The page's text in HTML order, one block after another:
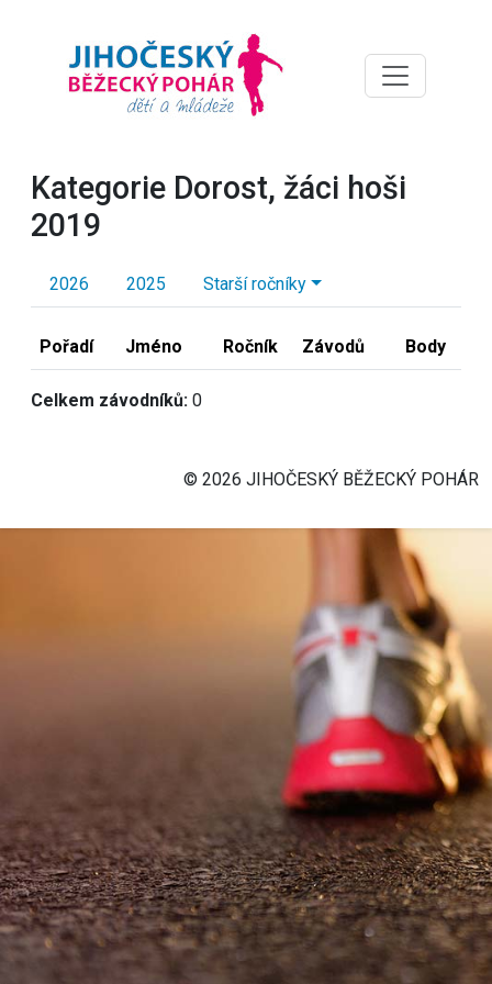
Kategorie Dorost, žáci hoši
2019
2026 2025 Starší ročníky
Pořadí Jméno Ročník Závodů Body
Celkem závodníků: 0
© 2026 JIHOČESKÝ BĚŽECKÝ POHÁR